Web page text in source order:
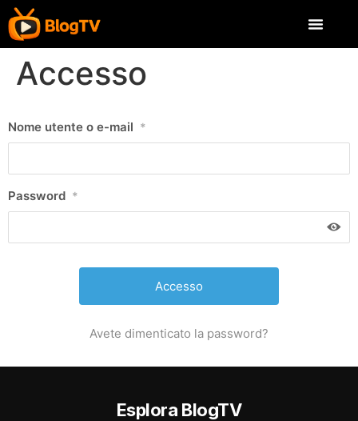
Accesso
Nome utente o e-mail *
Password *
Avete dimenticato la password?
Esplora BlogTV